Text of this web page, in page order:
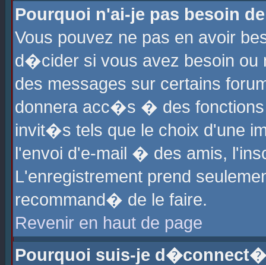
Pourquoi n'ai-je pas besoin
Vous pouvez ne pas en avoir
d�cider si vous avez besoin ou
des messages sur certains
donnera acc�s � des fonctions
invit�s tels que le choix d'une
l'envoi d'e-mail � des amis,
L'enregistrement prend
recommand� de le faire.
Revenir en haut de page
Pourquoi suis-je